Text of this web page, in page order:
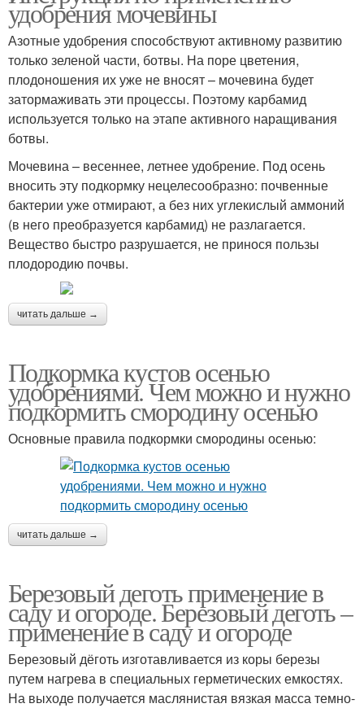
удобрения мочевины
Азотные удобрения способствуют активному развитию
только зеленой части, ботвы. На поре цветения,
плодоношения их уже не вносят – мочевина будет
затормаживать эти процессы. Поэтому карбамид
используется только на этапе активного наращивания
ботвы.
Мочевина – весеннее, летнее удобрение. Под осень
вносить эту подкормку нецелесообразно: почвенные
бактерии уже отмирают, а без них углекислый аммоний
(в него преобразуется карбамид) не разлагается.
Вещество быстро разрушается, не принося пользы
плодородию почвы.
читать дальше →
Подкормка кустов осенью
удобрениями. Чем можно и нужно
подкормить смородину осенью
Основные правила подкормки смородины осенью:
читать дальше →
Березовый деготь применение в
саду и огороде. Березовый деготь –
применение в саду и огороде
Березовый дёготь изготавливается из коры березы
путем нагрева в специальных герметических емкостях.
На выходе получается маслянистая вязкая масса темно-